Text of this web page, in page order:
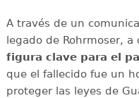
A través de un
legado de Rohrmoser,
figura clave para el
que el fallecido fue un
proteger las leyes de